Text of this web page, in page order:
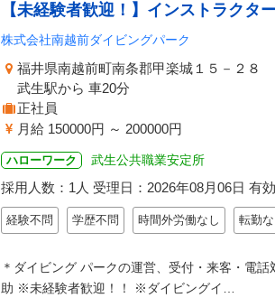
【未経験者歓迎！】インストラクタ
株式会社南越前ダイビングパーク
福井県南越前町南条郡甲楽城１５－２８
武生駅から 車20分
正社員
月給 150000円 ～ 200000円
ハローワーク 武生公共職業安定所
採用人数：1人 受理日： 2026年08月06日 有
経験不問 学歴不問 時間外労働なし 転勤な
＊ダイビング パークの運営、受付・来客・電
助 ※未経験者歓迎！！ ※ダイビングイ…